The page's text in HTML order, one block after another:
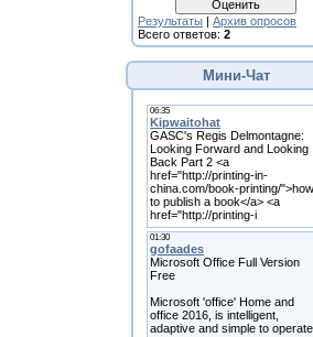
Результаты | Архив опросов
Всего ответов: 2
Мини-Чат